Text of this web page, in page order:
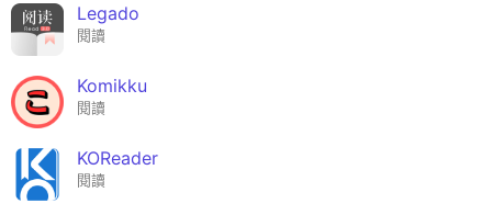
Legado
閱讀
Komikku
閱讀
KOReader
閱讀